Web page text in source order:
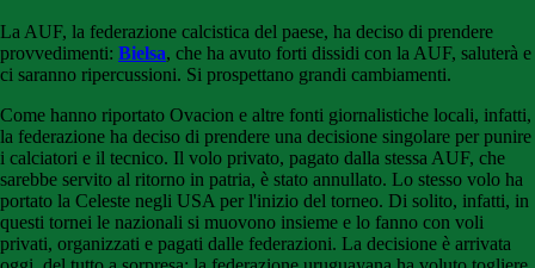
La AUF, la federazione calcistica del paese, ha deciso di prendere
provvedimenti: Bielsa, che ha avuto forti dissidi con la AUF, saluterà e
ci saranno ripercussioni. Si prospettano grandi cambiamenti.
Come hanno riportato Ovacion e altre fonti giornalistiche locali, infatti,
la federazione ha deciso di prendere una decisione singolare per punire
i calciatori e il tecnico. Il volo privato, pagato dalla stessa AUF, che
sarebbe servito al ritorno in patria, è stato annullato. Lo stesso volo ha
portato la Celeste negli USA per l'inizio del torneo. Di solito, infatti, in
questi tornei le nazionali si muovono insieme e lo fanno con voli
privati, organizzati e pagati dalle federazioni. La decisione è arrivata